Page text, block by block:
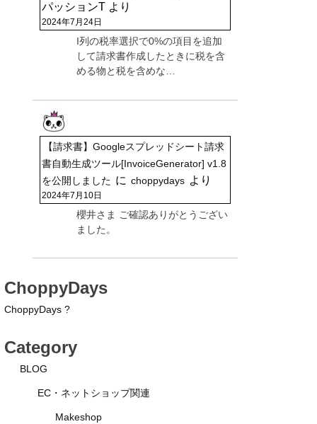
パッションT より
2024年7月24日
I列の税率選択で0%の項目を追加
して請求書作成したときに税を含
める物と税を含めな…
【請求書】Googleスプレッドシート請求
書自動生成ツール[InvoiceGenerator] v1.8
を公開しました に choppydays より
2024年7月10日
櫻井さま ご確認ありがとうござい
ました。
ChoppyDays
ChoppyDays ?
Category
BLOG
EC・ネットショップ関連
Makeshop